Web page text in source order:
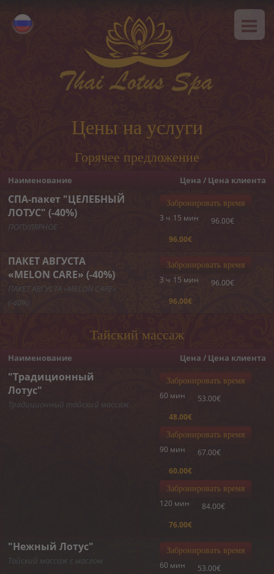
Eesti
О НАС
SPA-программы
Тайские программы
Пилинги
Обертывания
ОНЛАЙН-ЗАПИСЬ
КОНТАКТ
«MELON CARE» (-40%)
Цены на услуги
Горячее предложение
Наименование Цена / Цена клиента
СПА-пакет "ЦЕЛЕБНЫЙ
ЛОТУС" (-40%)
ПОПУЛЯРНОЕ
Забронировать время
3 ч 15 мин
96.00€
96.00€
ПАКЕТ АВГУСТА
«MELON CARE» (-40%)
ПАКЕТ АВГУСТА «MELON CARE»
(-40%)
Забронировать время
3 ч 15 мин
96.00€
96.00€
Тайский массаж
Наименование Цена / Цена клиента
"Традиционный
Лотус"
Традиционный тайский массаж
Забронировать время
60 мин
53.00€
48.00€
Забронировать время
90 мин
67.00€
60.00€
Забронировать время
120 мин
84.00€
76.00€
"Нежный Лотус"
Тайский массаж с маслом
Забронировать время
60 мин
53.00€